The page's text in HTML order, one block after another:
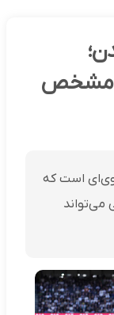
مشخص
است که
می‌تواند